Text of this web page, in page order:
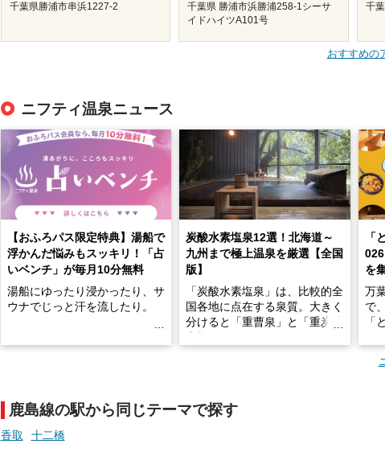
千葉県勝浦市串浜1227-2
千葉県 勝浦市浜勝浦258-1シーサ
イドハイツA101号
千
おすすめの
ニフティ温泉ニュース
【おふろパス限定特典】湯船で
浮かんだ悩みもスッキリ！「占
いベンチ」が毎月10分無料
湯船にゆったり浸かったり、サ
ウナでじっと汗を流したり。
っとした悩み」が、頭に浮かん
でくることはありませんか？
炭酸水素塩泉12選！北海道～
九州まで極上温泉を厳選【全国
版】
「炭酸水素塩泉」は、比較的全
国各地に点在する泉質。大きく
分けると「重曹泉」と「重炭酸
す。
「
を
万
で
「
鹿島線の駅から同じテーマで探す
香取 十二橋